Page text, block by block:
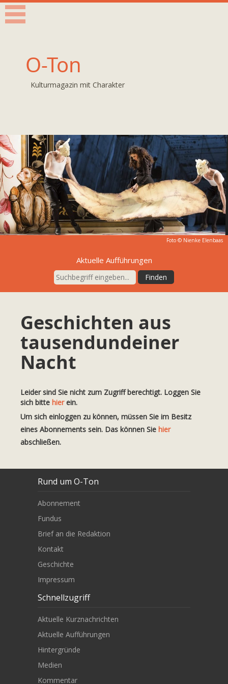
O-Ton
Kulturmagazin mit Charakter
Foto © Nienke Elenbaas
Aktuelle Aufführungen
Geschichten aus
tausendundeiner
Nacht
Leider sind Sie nicht zum Zugriff berechtigt. Loggen Sie
sich bitte hierein.
Um sich einloggen zu können, müssen Sie im Besitz
eines Abonnements sein. Das können Sie hier
abschließen.
Rund um O-Ton
Abonnement
Fundus
Brief an die Redaktion
Kontakt
Geschichte
Impressum
Schnellzugriff
Aktuelle Kurznachrichten
Aktuelle Aufführungen
Hintergründe
Medien
Kommentar